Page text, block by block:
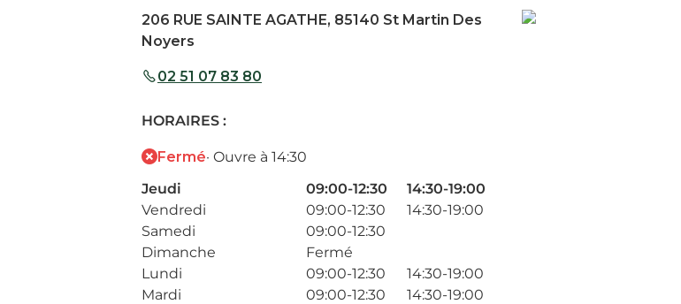
206 RUE SAINTE AGATHE, 85140 St Martin Des
Noyers
02 51 07 83 80
HORAIRES :
Fermé· Ouvre à 14:30
Jeudi
09:00-12:30
14:30-19:00
Vendredi
09:00-12:30
14:30-19:00
Samedi
09:00-12:30
Dimanche
Fermé
Lundi
09:00-12:30
14:30-19:00
Mardi
09:00-12:30
14:30-19:00